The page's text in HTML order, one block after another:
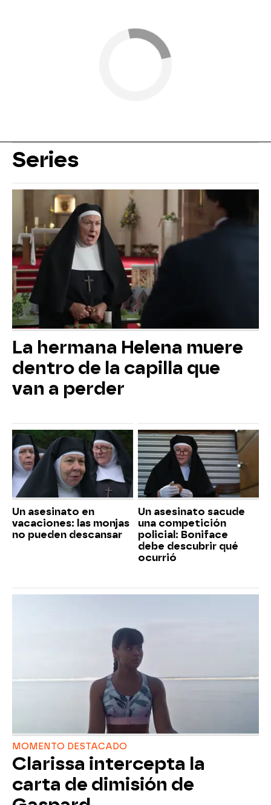
Series
La hermana Helena muere
dentro de la capilla que
van a perder
Un asesinato en
vacaciones: las monjas
no pueden descansar
Un asesinato sacude
una competición
policial: Boniface
debe descubrir qué
ocurrió
MOMENTO DESTACADO
Clarissa intercepta la
carta de dimisión de